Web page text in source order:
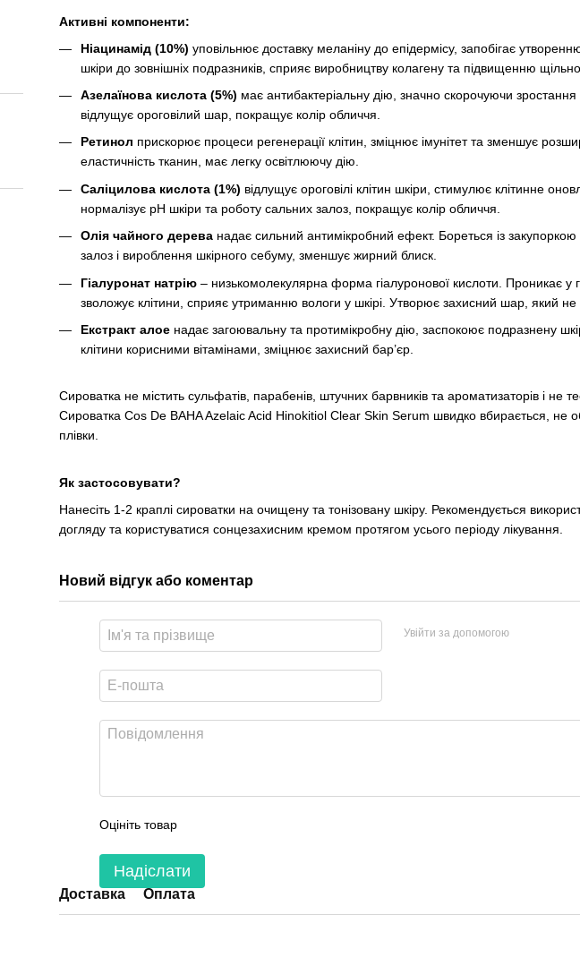
Активні компоненти:
Ніацинамід (10%) уповільнює доставку меланіну до епідермісу, запобігає
шкіри до зовнішніх подразників, сприяє виробництву колагену та підвищенню
Азелаїнова кислота (5%) має антибактеріальну дію, значно скорочуючи
відлущує ороговілий шар, покращує колір обличчя.
Ретинол прискорює процеси регенерації клітин, зміцнює імунітет та зменшує
еластичність тканин, має легку освітлюючу дію.
Саліцилова кислота (1%) відлущує ороговілі клітин шкіри, стимулює клітинне
нормалізує pH шкіри та роботу сальних залоз, покращує колір обличчя.
Олія чайного дерева надає сильний антимікробний ефект. Бореться із
залоз і вироблення шкірного себуму, зменшує жирний блиск.
Гіалуронат натрію – низькомолекулярна форма гіалуронової кислоти. Проникає у
зволожує клітини, сприяє утриманню вологи у шкірі. Утворює захисний шар, який не
Екстракт алое надає загоювальну та протимікробну дію, заспокоює подразнену
клітини корисними вітамінами, зміцнює захисний бар’єр.
Сироватка не містить сульфатів, парабенів, штучних барвників та ароматизаторів і не
Сироватка Cos De BAHA Azelaic Acid Hinokitiol Clear Skin Serum швидко вбирається, не
плівки.
Як застосовувати?
Нанесіть 1-2 краплі сироватки на очищену та тонізовану шкіру. Рекомендується
догляду та користуватися сонцезахисним кремом протягом усього періоду лікування.
Новий відгук або коментар
Увійти за допомогою
Оцініть товар
Надіслати
Доставка Оплата